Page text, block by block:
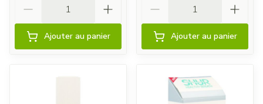
Ajouter au panier Ajouter au panier